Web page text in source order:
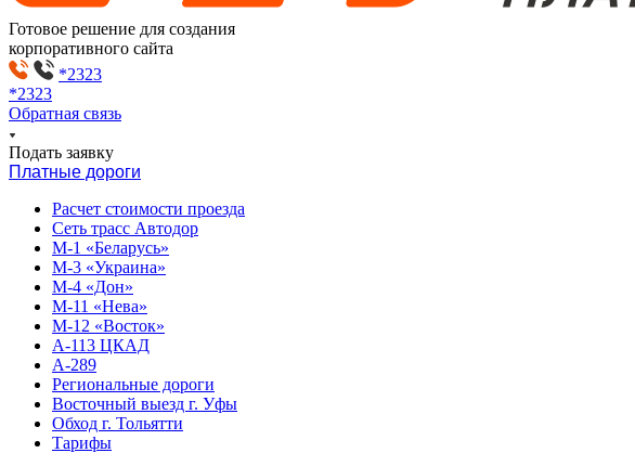
Готовое решение для создания
корпоративного сайта
*2323
*2323
Обратная связь
Подать заявку
Платные дороги
Расчет стоимости проезда
Сеть трасс Автодор
М-1 «Беларусь»
М-3 «Украина»
М-4 «Дон»
М-11 «Нева»
М-12 «Восток»
А-113 ЦКАД
А-289
Региональные дороги
Восточный выезд г. Уфы
Обход г. Тольятти
Тарифы